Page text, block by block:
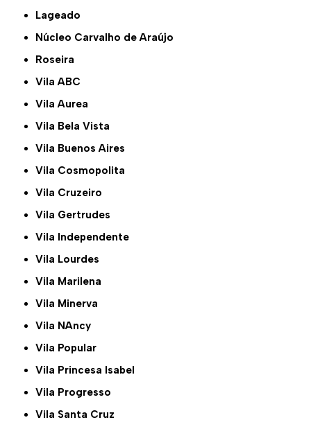
Lageado
Núcleo Carvalho de Araújo
Roseira
Vila ABC
Vila Aurea
Vila Bela Vista
Vila Buenos Aires
Vila Cosmopolita
Vila Cruzeiro
Vila Gertrudes
Vila Independente
Vila Lourdes
Vila Marilena
Vila Minerva
Vila NAncy
Vila Popular
Vila Princesa Isabel
Vila Progresso
Vila Santa Cruz